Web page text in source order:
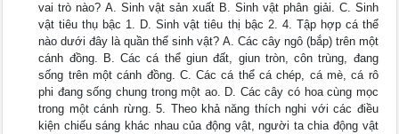
vai trò nào? A. Sinh vật sản xuất B. Sinh vật phân giải. C. Sinh
vật tiêu thụ bậc 1. D. Sinh vật tiêu thị bậc 2. 4. Tập hợp cá thể
nào dưới đây là quần thể sinh vật? A. Các cây ngô (bắp) trên một
cánh đồng. B. Các cá thể giun đất, giun tròn, côn trùng, đang
sống trên một cánh đồng. C. Các cá thể cá chép, cá mè, cá rô
phi đang sống chung trong một ao. D. Các cây có hoa cùng mọc
trong một cánh rừng. 5. Theo khả năng thích nghi với các điều
kiện chiếu sáng khác nhau của động vật, người ta chia động vật